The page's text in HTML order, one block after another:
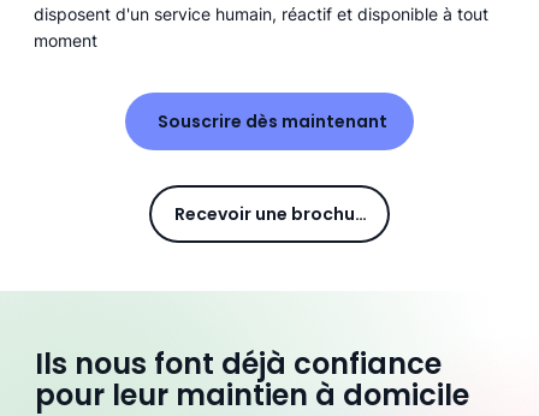
disposent d'un service humain, réactif et disponible à tout
moment
Souscrire dès maintenant
Recevoir une brochure
Ils nous font déjà confiance
pour leur maintien à domicile